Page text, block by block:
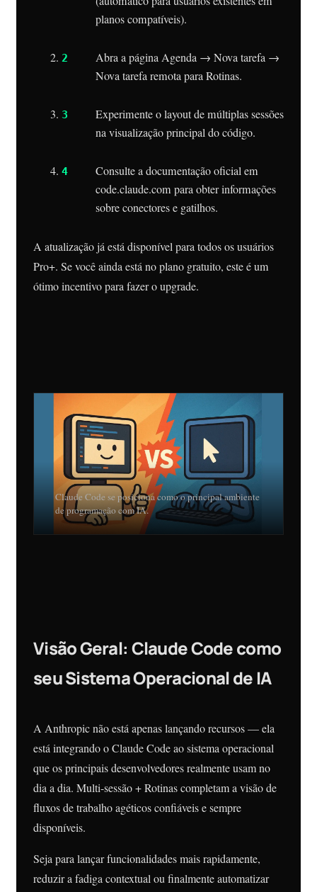
planos compatíveis).
Abra a página Agenda → Nova tarefa →
Nova tarefa remota para Rotinas.
Experimente o layout de múltiplas sessões
na visualização principal do código.
Consulte a documentação oficial em
code.claude.com para obter informações
sobre conectores e gatilhos.
A atualização já está disponível para todos os usuários
Pro+. Se você ainda está no plano gratuito, este é um
ótimo incentivo para fazer o upgrade.
Claude Code se posiciona como o principal ambiente
de programação com IA.
Visão Geral: Claude Code como
seu Sistema Operacional de IA
A Anthropic não está apenas lançando recursos — ela
está integrando o Claude Code ao sistema operacional
que os principais desenvolvedores realmente usam no
dia a dia. Multi-sessão + Rotinas completam a visão de
fluxos de trabalho agéticos confiáveis ​​e sempre
disponíveis.
Seja para lançar funcionalidades mais rapidamente,
reduzir a fadiga contextual ou finalmente automatizar